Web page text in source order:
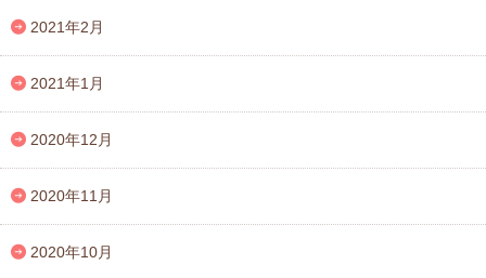
2021年2月
2021年1月
2020年12月
2020年11月
2020年10月